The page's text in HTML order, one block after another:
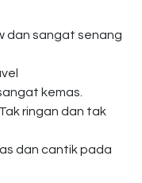
dan sangat senang
kemas.
ringan dan tak
dan cantik pada